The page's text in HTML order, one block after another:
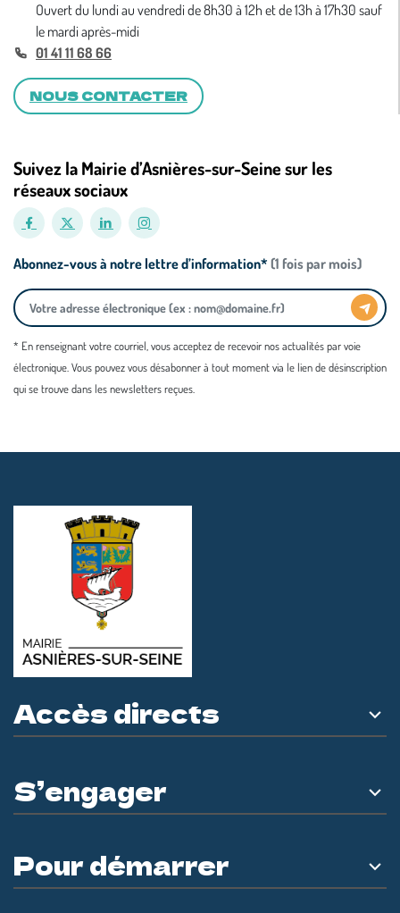
Ouvert du lundi au vendredi de 8h30 à 12h et de 13h à 17h30 sauf
le mardi après-midi
01 41 11 68 66
NOUS CONTACTER
Suivez la Mairie d’Asnières-sur-Seine sur les
réseaux sociaux
Abonnez-vous à notre lettre d’information* (1 fois par mois)
* En renseignant votre courriel, vous acceptez de recevoir nos actualités par voie
électronique. Vous pouvez vous désabonner à tout moment via le lien de désinscription
qui se trouve dans les newsletters reçues.
Accès directs
S’engager
Pour démarrer